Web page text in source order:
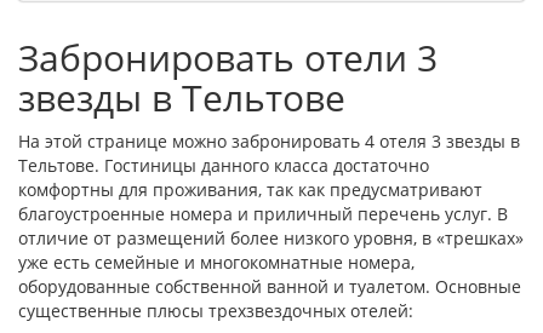
Забронировать отели 3
звезды в Тельтове
На этой странице можно забронировать 4 отеля 3 звезды в
Тельтове. Гостиницы данного класса достаточно
комфортны для проживания, так как предусматривают
благоустроенные номера и приличный перечень услуг. В
отличие от размещений более низкого уровня, в «трешках»
уже есть семейные и многокомнатные номера,
оборудованные собственной ванной и туалетом. Основные
существенные плюсы трехзвездочных отелей: